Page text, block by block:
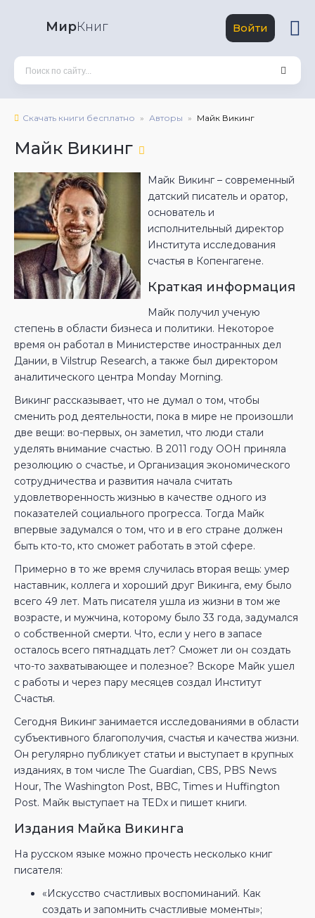
МирКниг Войти
Скачать книги бесплатно Авторы Майк Викинг
Майк Викинг
Майк Викинг – современный
датский писатель и оратор,
основатель и
исполнительный директор
Института исследования
счастья в Копенгагене.
Краткая информация
Майк получил ученую
степень в области бизнеса и политики. Некоторое
время он работал в Министерстве иностранных дел
Дании, в Vilstrup Research, а также был директором
аналитического центра Monday Morning.
Викинг рассказывает, что не думал о том, чтобы
сменить род деятельности, пока в мире не произошли
две вещи: во-первых, он заметил, что люди стали
уделять внимание счастью. В 2011 году ООН приняла
резолюцию о счастье, и Организация экономического
сотрудничества и развития начала считать
удовлетворенность жизнью в качестве одного из
показателей социального прогресса. Тогда Майк
впервые задумался о том, что и в его стране должен
быть кто-то, кто сможет работать в этой сфере.
Примерно в то же время случилась вторая вещь: умер
наставник, коллега и хороший друг Викинга, ему было
всего 49 лет. Мать писателя ушла из жизни в том же
возрасте, и мужчина, которому было 33 года, задумался
о собственной смерти. Что, если у него в запасе
осталось всего пятнадцать лет? Сможет ли он создать
что-то захватывающее и полезное? Вскоре Майк ушел
с работы и через пару месяцев создал Институт
Счастья.
Сегодня Викинг занимается исследованиями в области
субъективного благополучия, счастья и качества жизни.
Он регулярно публикует статьи и выступает в крупных
изданиях, в том числе The Guardian, CBS, PBS News
Hour, The Washington Post, BBC, Тimes и Huffington
Post. Майк выступает на TEDx и пишет книги.
Издания Майка Викинга
На русском языке можно прочесть несколько книг
писателя:
«Искусство счастливых воспоминаний. Как
создать и запомнить счастливые моменты»;